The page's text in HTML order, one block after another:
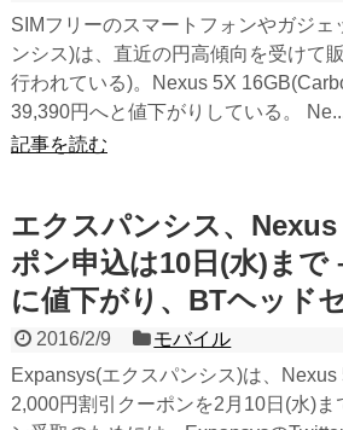
SIMフリーのスマートフォンやガジ
ンシス)は、直近の円高傾向を受けて
行われている)。Nexus 5X
39,390円へと値下がりしている。
記事を読む
エクスパンシス、
ポン申込は10日(水)まで
に値下がり、BTヘッド
2016/2/9
モバイル
Expansys(エクスパンシス)は、
2,000円割引クーポンを2月10日(水)